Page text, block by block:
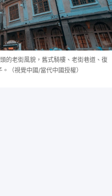
的老街風貌，舊式騎樓、老街巷道、復
（視覺中國/當代中國授權）